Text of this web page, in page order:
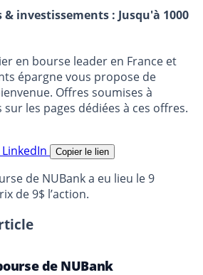
& investissements : Jusqu'à 1000
en bourse leader en France et
épargne vous propose de
Offres soumises à
les pages dédiées à ces offres.
LinkedIn Copier le lien
de NUBank a eu lieu le 9
de 9$ l’action.
de NUBank